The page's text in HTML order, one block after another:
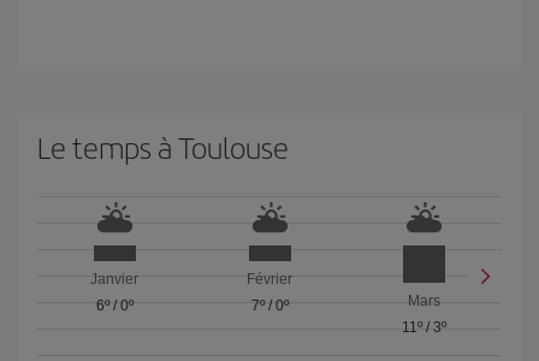
Le temps à Toulouse
Janvier
6º/ 0º
Février
7º/ 0º
Mars
11º /3º